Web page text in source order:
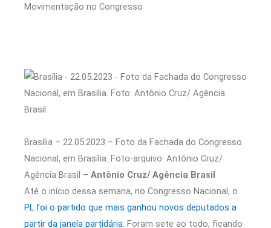
Movimentação no Congresso
Brasília – 22.05.2023 – Foto da Fachada do Congresso
Nacional, em Brasília. Foto-arquivo: Antônio Cruz/
Agência Brasil – Antônio Cruz/ Agência Brasil
Até o início dessa semana, no Congresso Nacional, o
PL foi o partido que mais ganhou novos deputados a
partir da janela partidária. Foram sete ao todo, ficando